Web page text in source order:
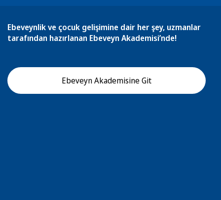
Ebeveynlik ve çocuk gelişimine dair her şey, uzmanlar
tarafından hazırlanan Ebeveyn Akademisi’nde!
Ebeveyn Akademisine Git